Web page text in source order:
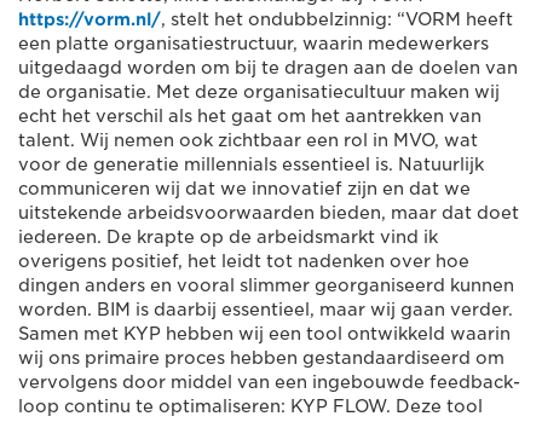
https://vorm.nl/, stelt het ondubbelzinnig: “VORM heeft
een platte organisatiestructuur, waarin medewerkers
uitgedaagd worden om bij te dragen aan de doelen van
de organisatie. Met deze organisatiecultuur maken wij
echt het verschil als het gaat om het aantrekken van
talent. Wij nemen ook zichtbaar een rol in MVO, wat
voor de generatie millennials essentieel is. Natuurlijk
communiceren wij dat we innovatief zijn en dat we
uitstekende arbeidsvoorwaarden bieden, maar dat doet
iedereen. De krapte op de arbeidsmarkt vind ik
overigens positief, het leidt tot nadenken over hoe
dingen anders en vooral slimmer georganiseerd kunnen
worden. BIM is daarbij essentieel, maar wij gaan verder.
Samen met KYP hebben wij een tool ontwikkeld waarin
wij ons primaire proces hebben gestandaardiseerd om
vervolgens door middel van een ingebouwde feedback-
loop continu te optimaliseren: KYP FLOW. Deze tool